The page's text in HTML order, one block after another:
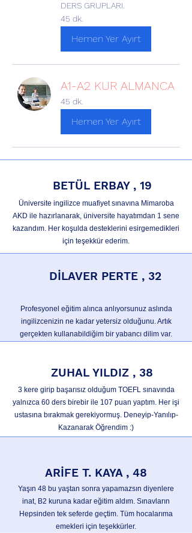
DERS GRUPLARI.
45 dk.
Hemen Yer Ayırt
A1-A2 KUR ALMANCA
45 dk.
Hemen Yer Ayırt
BETÜL ERBAY , 19
Üniversite ingilizce muafiyet sınavına Mimaroba
AKD ile hazırlanarak, üniversite hayatımdan 1 sene
kazandım. Her koşulda desteklerini esirgemedikleri
için teşekkür ederim.
DİLAVER PERTE , 32
Profesyonel eğitim alınca anlıyorsunuz aslında
ingilizcenizin ne kadar yetersiz olduğunu. Artık
gerçekten kullanabildiğim bir yabancı dilim var.
ZUHAL YILDIZ , 38
3 kere girip başarısız olduğum TOEFL sınavında
yalnızca 60 ders birebir ile 107 puan yaptım. Her işi
ustasına bırakmak gerekiyormuş. Deneyip-Yanılıp-
Kazanarak Öğrendim :)
ARİFE T. KAYA , 48
Yaşın 48 bu yaştan sonra yapamazsın diyenlere
inat, B2 kuruna kadar eğitim aldım. Sınavların
Hepsinden tek seferde geçtim. Tüm hocalarıma
emekleri için teşekkürler.